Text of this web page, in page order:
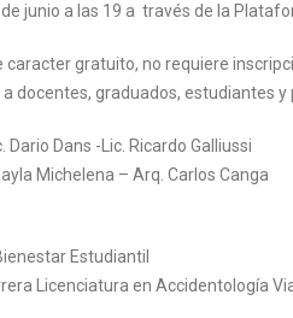
de junio a las 19 a través de la
caracter gratuito, no requiere
docentes, graduados, estudiantes y
Dario Dans -Lic. Ricardo Galliussi
Michelena – Arq. Carlos Canga
Estudiantil
Licenciatura en Accidentología